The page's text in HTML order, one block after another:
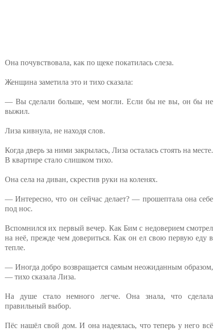
Она почувствовала, как по щеке покатилась слеза.
Женщина заметила это и тихо сказала:
— Вы сделали больше, чем могли. Если бы не вы, он бы не
выжил.
Лиза кивнула, не находя слов.
Когда дверь за ними закрылась, Лиза осталась стоять на месте.
В квартире стало слишком тихо.
Она села⁨ на диван, скрестив руки на коленях.
— Интересно, что он сейчас делает? — прошептала она себе
под нос.
Вспомнился их первый вечер. Как Бим с недоверием смотрел
на неё, прежде чем довериться. Как он ел свою первую еду в
тепле.
— Иногда добро возвращается самым неожиданным образом,
— тихо сказала Лиза.
На душе стало немного легче. Она знала, что сделала
правильный выбор.
Пёс нашёл свой дом. И она надеялась, что теперь у него всё